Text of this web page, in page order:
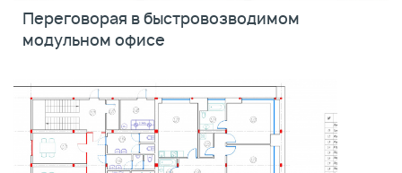
Переговорая в быстровозводимом
модульном офисе